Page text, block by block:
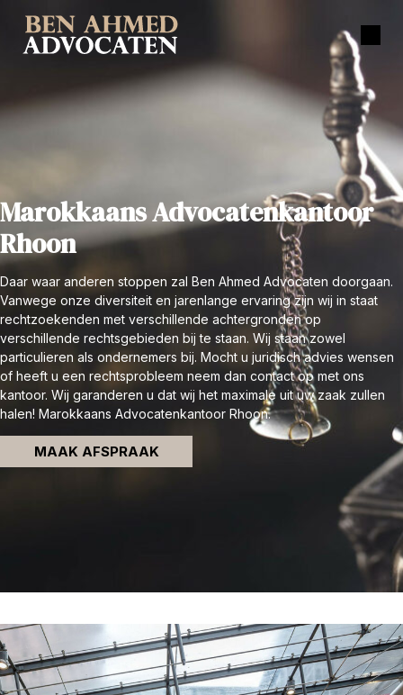
Marokkaans Advocatenkantoor
Rhoon
Daar waar anderen stoppen zal Ben Ahmed Advocaten doorgaan.
Vanwege onze diversiteit en jarenlange ervaring zijn wij in staat
rechtzoekenden met verschillende achtergronden op
verschillende rechtsgebieden bij te staan. Wij staan zowel
particulieren als ondernemers bij. Mocht u juridisch advies wensen
of heeft u een rechtsprobleem neem dan contact op met ons
kantoor. Wij garanderen u dat wij het maximale uit uw zaak zullen
halen! Marokkaans Advocatenkantoor Rhoon.
MAAK AFSPRAAK